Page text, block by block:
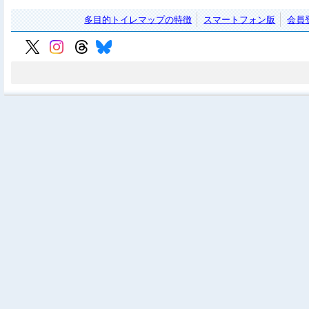
多目的トイレマップの特徴 スマートフォン版 会員